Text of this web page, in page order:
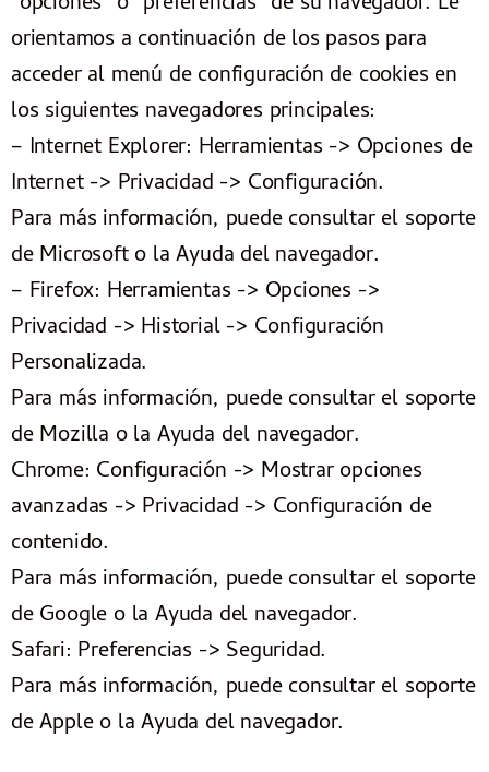
orientamos a continuación de los pasos para
acceder al menú de configuración de cookies en
los siguientes navegadores principales:
– Internet Explorer: Herramientas -> Opciones de
Internet -> Privacidad -> Configuración.
Para más información, puede consultar el soporte
de Microsoft o la Ayuda del navegador.
– Firefox: Herramientas -> Opciones ->
Privacidad -> Historial -> Configuración
Personalizada.
Para más información, puede consultar el soporte
de Mozilla o la Ayuda del navegador.
Chrome: Configuración -> Mostrar opciones
avanzadas -> Privacidad -> Configuración de
contenido.
Para más información, puede consultar el soporte
de Google o la Ayuda del navegador.
Safari: Preferencias -> Seguridad.
Para más información, puede consultar el soporte
de Apple o la Ayuda del navegador.